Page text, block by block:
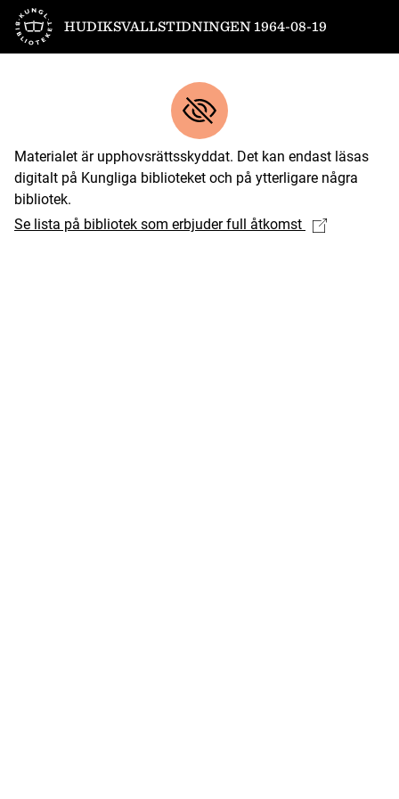
Till startsidan
HUDIKSVALLSTIDNINGEN 1964-08-19
Materialet är upphovsrättsskyddat. Det kan endast läsas
digitalt på Kungliga biblioteket och på ytterligare några
bibliotek.
Se lista på bibliotek som erbjuder full åtkomst